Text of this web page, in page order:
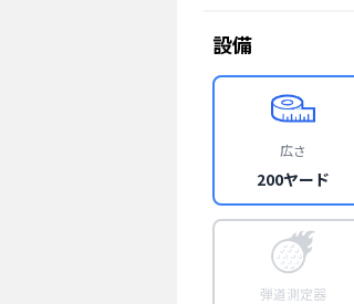
設備
広さ
200ヤード
弾道測定器